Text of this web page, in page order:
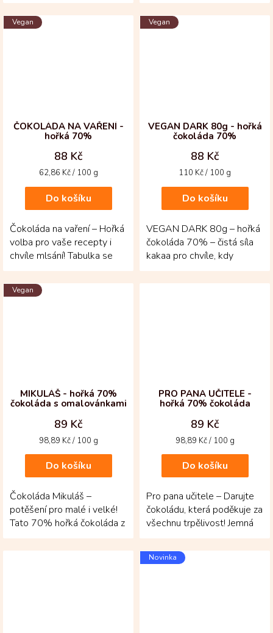
vyrobená z bobů...
kolumbijské oblasti Huila...
Vegan
ČOKOLÁDA NA VAŘENÍ -
hořká 70%
88 Kč
Měrná
62,86 Kč / 100 g
Do košíku
Čokoláda na vaření – Hořká
volba pro vaše recepty i
chvíle mlsání! Tabulka se
70 % kakaa je vyrobená z
bobů criollo a...
Vegan
VEGAN DARK 80g - hořká
čokoláda 70%
88 Kč
Měrná
110 Kč / 100 g
Do košíku
VEGAN DARK 80g – hořká
čokoláda 70% – čistá síla
kakaa pro chvíle, kdy
chcete jen poctivou chuť
bez zbytečností!...
Vegan
MIKULÁŠ - hořká 70%
čokoláda s omalovánkami
89 Kč
Měrná
98,89 Kč / 100 g
Do košíku
Čokoláda Mikuláš –
potěšení pro malé i velké!
Tato 70% hořká čokoláda z
Kolumbie spojuje kvalitu s
hravostí a přináší...
PRO PANA UČITELE -
hořká 70% čokoláda
89 Kč
Měrná
98,89 Kč / 100 g
Do košíku
Pro pana učitele – Darujte
čokoládu, která poděkuje za
všechnu trpělivost! Jemná
70% tabulka z Kolumbie v
obalu...
Novinka